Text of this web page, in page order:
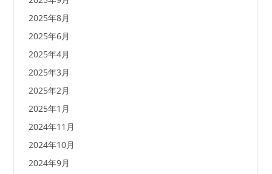
2025年8月
2025年6月
2025年4月
2025年3月
2025年2月
2025年1月
2024年11月
2024年10月
2024年9月